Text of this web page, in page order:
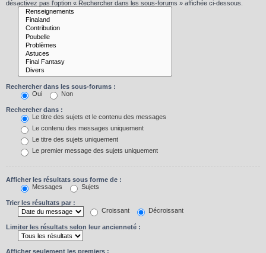
désactivez pas l’option « Rechercher dans les sous-forums » affichée ci-dessous.
Rechercher dans les sous-forums :
Oui
Non
Rechercher dans :
Le titre des sujets et le contenu des messages
Le contenu des messages uniquement
Le titre des sujets uniquement
Le premier message des sujets uniquement
Afficher les résultats sous forme de :
Messages
Sujets
Trier les résultats par :
Croissant
Décroissant
Limiter les résultats selon leur ancienneté :
Afficher seulement les premiers :